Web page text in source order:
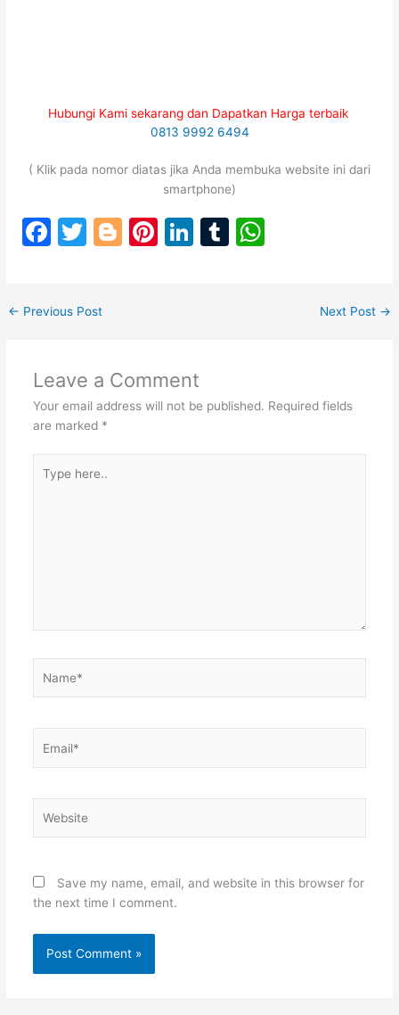
Hubungi Kami sekarang dan Dapatkan Harga terbaik
0813 9992 6494
( Klik pada nomor diatas jika Anda membuka website ini dari
smartphone)
F
e
o
o
k
T
er
Bl Pi Li
n
T
p
← Previous Post Next Post →
Leave a Comment
Your email address will not be published. Required fields
are marked *
here..
Save my name, email, and website in this browser for
the next time I comment.